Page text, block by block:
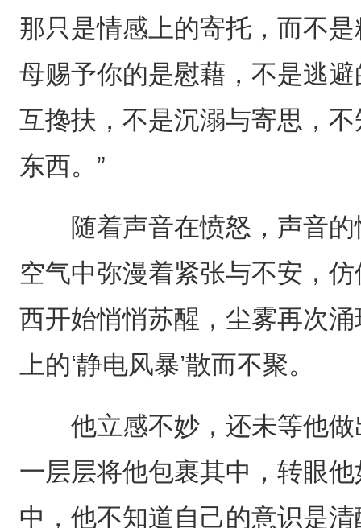
那只是情感上的寄托，而不
母赐予你的是慰藉，不是逃
互搀扶，不是沉溺与寄思，
东西。”
随着声音在愤怒，声音的
空气中弥漫着紧张与不安，
西开始悄悄苏醒，尘雾再次
上的‘静电风暴’散而不聚。
他立感不妙，还未等他做
一层层将他包裹其中，转眼
中，他不知道自己的意识是